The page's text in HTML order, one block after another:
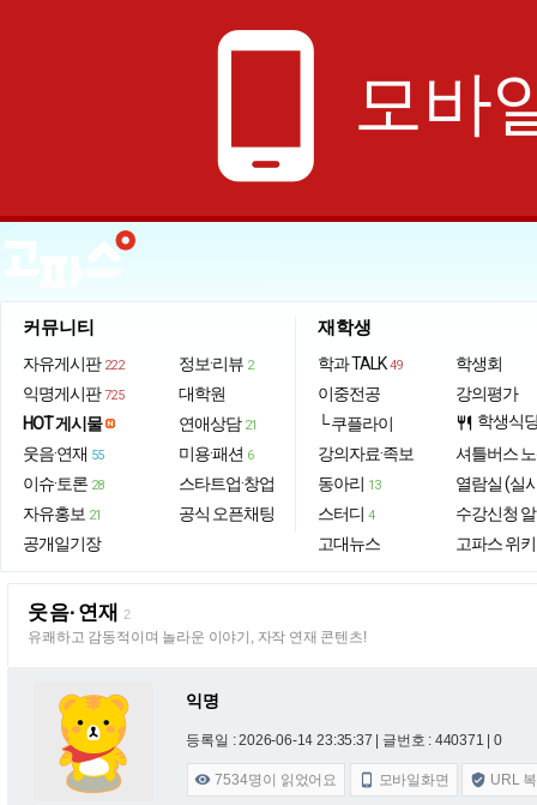
phone_android 모바
커뮤니티
자유게시판 222
익명게시판 725
HOT 게시물
웃음·연재 55
이슈·토론 28
자유홍보 21
공개일기장
정보·리뷰 2
대학원
연애상담 21
미용·패션 6
스타트업·창업
공식 오픈채팅
재학생
학과 TALK 49
이중전공
└ 쿠플라이
강의자료·족보
동아리 13
스터디 4
고대뉴스
학생회
강의평가
restaurant 학생식
셔틀버스
열람실 (실
수강신청
고파스 위키
웃음·연재 2
유쾌하고 감동적이며 놀라운 이야기, 자작 연재 콘텐츠!
익명
등록일 : 2026-06-14 23:35:37 | 글번호 : 440371 | 0
 7534명이 읽었어요  모바일화면  URL